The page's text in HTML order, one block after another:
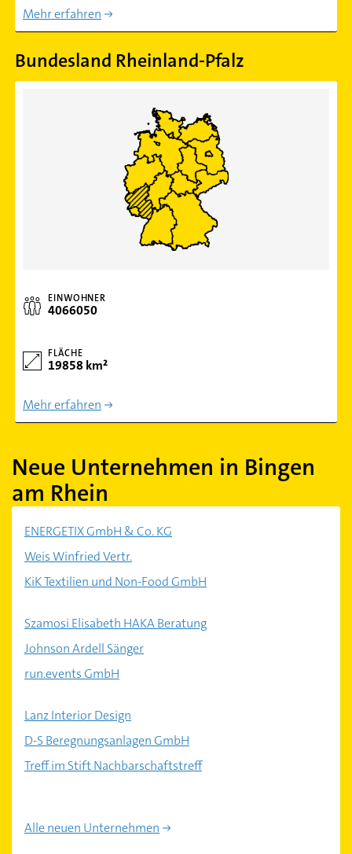
Mehr erfahren
Bundesland Rheinland-Pfalz
EINWOHNER
4066050
FLÄCHE
19858 km²
Mehr erfahren
Neue Unternehmen in Bingen
am Rhein
ENERGETIX GmbH & Co. KG
Weis Winfried Vertr.
KiK Textilien und Non-Food GmbH
Szamosi Elisabeth HAKA Beratung
Johnson Ardell Sänger
run.events GmbH
Lanz Interior Design
D-S Beregnungsanlagen GmbH
Treff im Stift Nachbarschaftstreff
Alle neuen Unternehmen